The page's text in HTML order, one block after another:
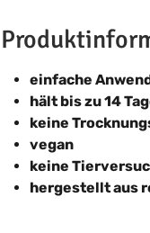
einfache
hält bis zu 14
keine
vegan
keine
hergestellt aus